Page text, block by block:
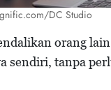
DC Studio
orang
sendiri, tanpa